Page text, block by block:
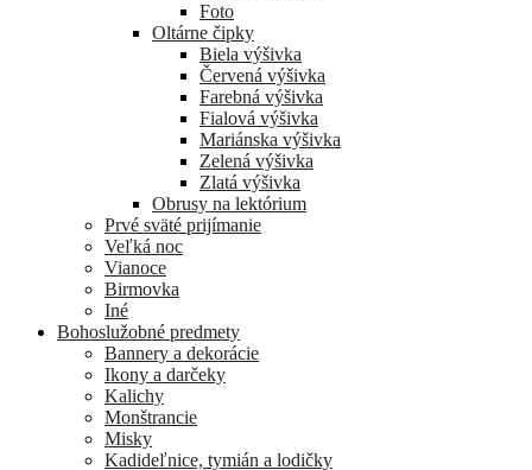
Foto
Oltárne čipky
Biela výšivka
Červená výšivka
Farebná výšivka
Fialová výšivka
Mariánska výšivka
Zelená výšivka
Zlatá výšivka
Obrusy na lektórium
Prvé sväté prijímanie
Veľká noc
Vianoce
Birmovka
Iné
Bohoslužobné predmety
Bannery a dekorácie
Ikony a darčeky
Kalichy
Monštrancie
Misky
Kadideľnice, tymián a lodičky